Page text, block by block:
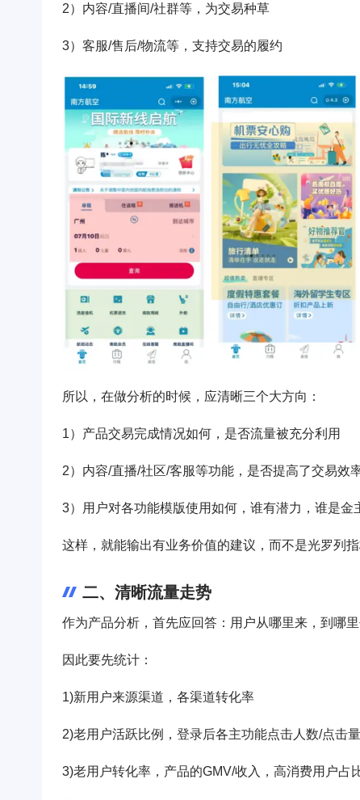
2）内容/直播间/社群等，为交易种草
3）客服/售后/物流等，支持交易的履约
所以，在做分析的时候，应清晰三个大方向：
1）产品交易完成情况如何，是否流量被充分利用
2）内容/直播/社区/客服等功能，是否提高了交易效
3）用户对各功能模版使用如何，谁有潜力，谁是金
这样，就能输出有业务价值的建议，而不是光罗列指
二、清晰流量走势
作为产品分析，首先应回答：用户从哪里来，到哪里
因此要先统计：
1)新用户来源渠道，各渠道转化率
2)老用户活跃比例，登录后各主功能点击人数/点击量
3)老用户转化率，产品的GMV/收入，高消费用户占